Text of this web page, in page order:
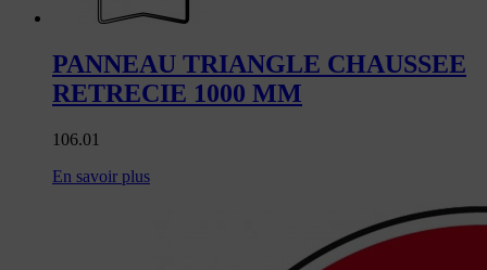
PANNEAU TRIANGLE CHAUSSEE
RETRECIE 1000 MM
106.01
En savoir plus